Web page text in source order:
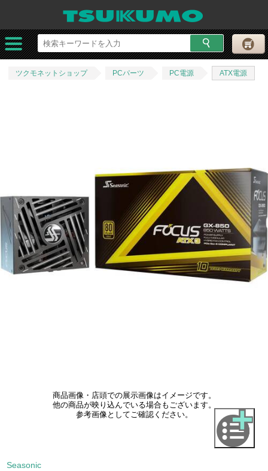
ツクモネットショップ PCパーツ PC電源 ATX電源
商品画像・店頭での展示画像はイメージです。
他の商品が映り込んでいる場合もございます。
参考画像としてご確認ください。
Seasonic